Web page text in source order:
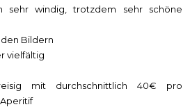
sehr windig, trotzdem sehr schöne
Bildern
vielfältig
mit durchschnittlich 40€ pro